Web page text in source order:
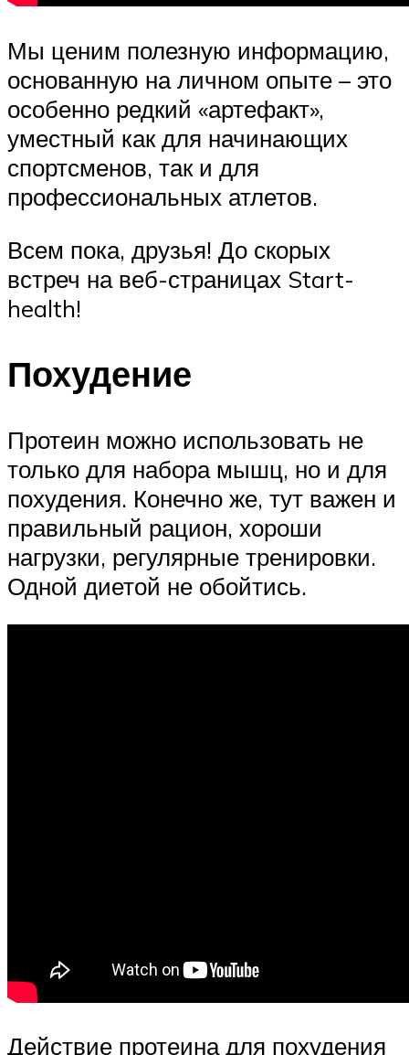
Мы ценим полезную информацию,
основанную на личном опыте – это
особенно редкий «артефакт»,
уместный как для начинающих
спортсменов, так и для
профессиональных атлетов.
Всем пока, друзья! До скорых
встреч на веб-страницах Start-
health!
Похудение
Протеин можно использовать не
только для набора мышц, но и для
похудения. Конечно же, тут важен и
правильный рацион, хороши
нагрузки, регулярные тренировки.
Одной диетой не обойтись.
Действие протеина для похудения